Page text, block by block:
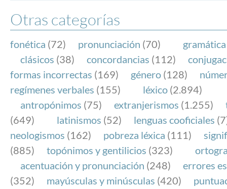
NOTICIAS
SOBRE LA FUNDÉURAE
FundéuRAE es una fundación patrocinada por la
y la Real Academia Española, cuyo objetivo es
el buen uso del español en los medios de
Internet.
Otras categorías
fonética (72) pronunciación (70) gramática
clásicos (38) concordancias (112)
formas incorrectas (169) género (128)
regímenes verbales (155) léxico (2.894)
antropónimos (75) extranjerismos (1.255)
(649)
latinismos (52) lenguas cooficiales
neologismos (162) pobreza léxica (111)
(885)
topónimos y gentilicios (323)
acentuación y pronunciación (248)
errores
(352)
mayúsculas y minúsculas (420)